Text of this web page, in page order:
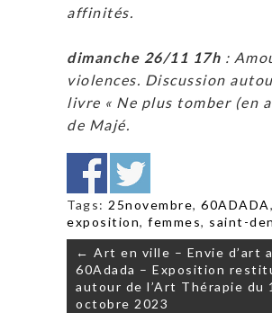
affinités.
dimanche 26/11 17h :
violences. Discussion
livre « Ne plus tomber (en
de Majé.
Tags: 25novembre, 60ADADA,
exposition, femmes, saint-
Navigation
de
l’article
← Art en ville – Envie d’art
60Adada – Exposition
autour de l’Art Thérapie du
octobre 2023